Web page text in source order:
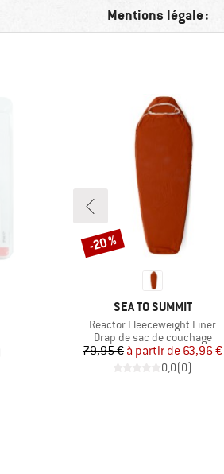
Mentions légale :
MARQUE
SEA TO SUMMIT
Article
Reactor Fleeceweight Liner
Product group
Drap de sac de couchage
Prix
79,95 € Prix réduit
à partir de 63,96 €
0,0(0)
Remise
-20 %